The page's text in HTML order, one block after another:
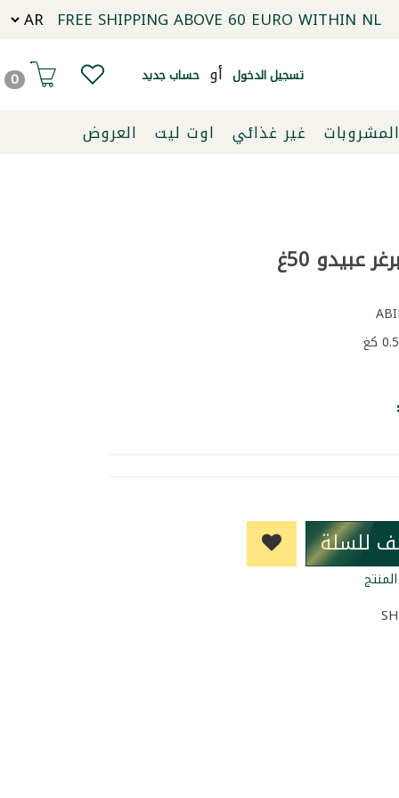
FREE SHIPPING ABOVE 60 EURO WITHIN NL
تسجيل الدخول أو حساب جديد 0
المشروبات غير غذائي اوت ليت
العروض
عبيدو 50غ
للسلة